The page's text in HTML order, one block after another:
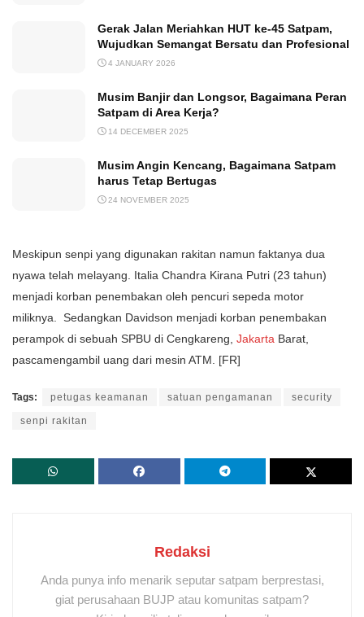
Gerak Jalan Meriahkan HUT ke-45 Satpam,
Wujudkan Semangat Bersatu dan Profesional
4 JANUARY 2026
Musim Banjir dan Longsor, Bagaimana Peran
Satpam di Area Kerja?
14 DECEMBER 2025
Musim Angin Kencang, Bagaimana Satpam
harus Tetap Bertugas
24 NOVEMBER 2025
Meskipun senpi yang digunakan rakitan namun faktanya dua
nyawa telah melayang. Italia Chandra Kirana Putri (23 tahun)
menjadi korban penembakan oleh pencuri sepeda motor
miliknya. Sedangkan Davidson menjadi korban penembakan
perampok di sebuah SPBU di Cengkareng, Jakarta Barat,
pascamengambil uang dari mesin ATM. [FR]
Tags: petugas keamanan satuan pengamanan security
senpi rakitan
Redaksi
Anda punya info menarik seputar satpam berprestasi,
giat perusahaan BUJP atau komunitas satpam?